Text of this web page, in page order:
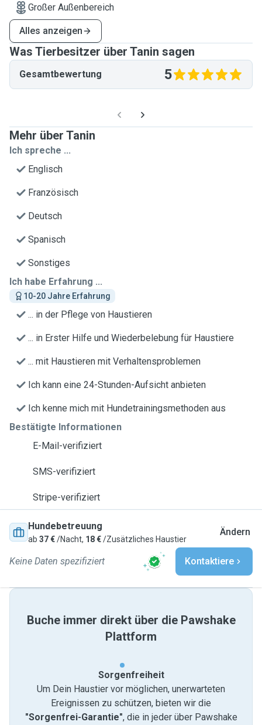
Großer Außenbereich
Alles anzeigen
Was Tierbesitzer über Tanin sagen
Gesamtbewertung 5
Mehr über Tanin
Ich spreche ...
Englisch
Französisch
Deutsch
Spanisch
Sonstiges
Ich habe Erfahrung ...
10-20 Jahre Erfahrung
... in der Pflege von Haustieren
... in Erster Hilfe und Wiederbelebung für Haustiere
... mit Haustieren mit Verhaltensproblemen
Ich kann eine 24-Stunden-Aufsicht anbieten
Ich kenne mich mit Hundetrainingsmethoden aus
Bestätigte Informationen
E-Mail-verifiziert
SMS-verifiziert
Stripe-verifiziert
Hundebetreuung
ab 37 €/Nacht, 18 €/Zusätzliches Haustier
Ändern
Keine Daten spezifiziert Kontaktiere
Buche immer direkt über die Pawshake
Plattform
Sorgenfreiheit
Um Dein Haustier vor möglichen, unerwarteten
Ereignissen zu schützen, bieten wir die
"Sorgenfrei-Garantie", die in jeder über Pawshake